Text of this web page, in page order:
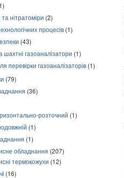
нітратоміри (2)
процесів (1)
(43)
шахтні газоаналізатори (1)
перевірки газоаналізаторів (1)
(79)
(36)
розточний (1)
(1)
(1)
обладнання (207)
термокожухи (12)
(16)